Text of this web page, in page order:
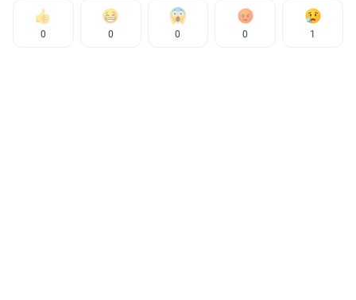
0 0 0 0 1